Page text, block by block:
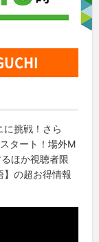
挑戦！さら
タート！場外M
ほか視聴者限
】の超お得情報